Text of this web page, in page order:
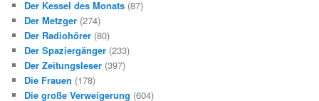
Der Kessel des Monats (87)
Der Metzger (274)
Der Radiohörer (80)
Der Spaziergänger (233)
Der Zeitungsleser (397)
Die Frauen (178)
Die große Verweigerung (604)